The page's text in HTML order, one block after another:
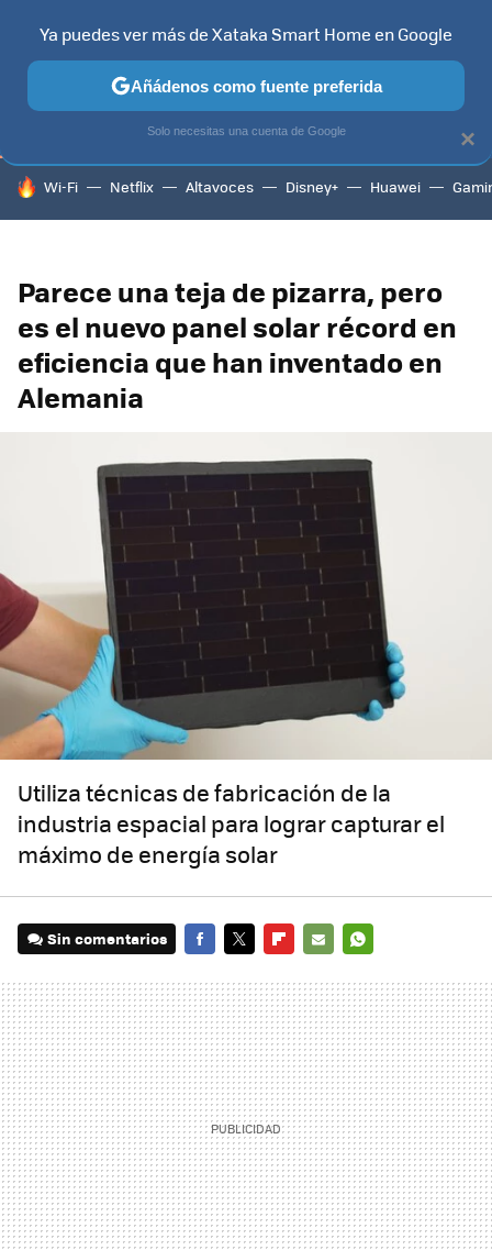
TELEVISORES CONTENIDOS SMART TV SELECCIÓN
HOY SE HABLA DE
Wi-Fi Netflix Altavoces Disney+ Huawei
Parece una teja de pizarra, pero
es el nuevo panel solar récord en
eficiencia que han inventado en
Alemania
Utiliza técnicas de fabricación de la
industria espacial para lograr capturar el
máximo de energía solar
Sin comentarios
MAIL
×
Ya puedes ver más de Xataka Smart Home en Google
Añádenos como fuente preferida
Solo necesitas una cuenta de Google